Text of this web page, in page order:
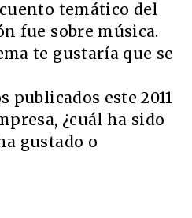
temático del
fue sobre música.
te gustaría que se
publicados este 2011
¿cuál ha sido
gustado o